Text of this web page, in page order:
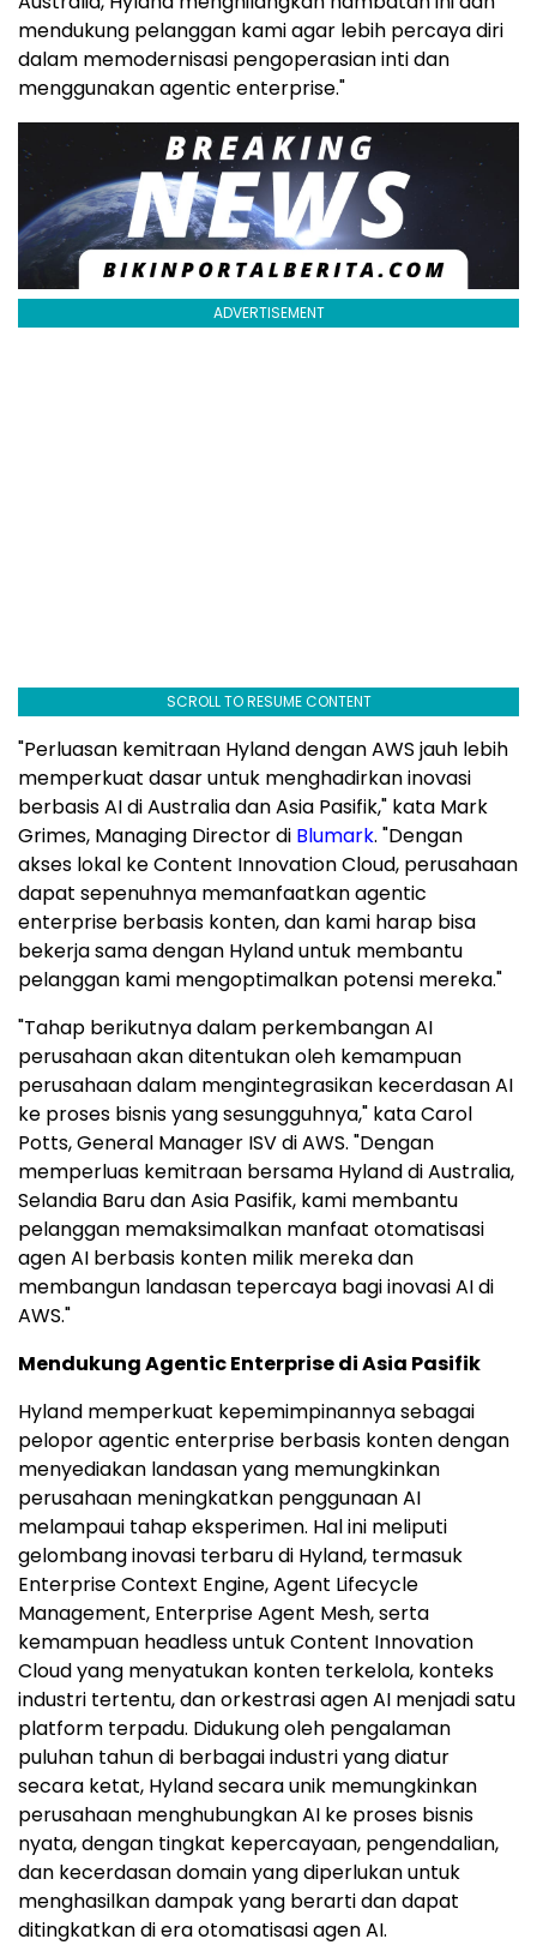
mendukung pelanggan kami agar lebih percaya diri
dalam memodernisasi pengoperasian inti dan
menggunakan agentic enterprise."
ADVERTISEMENT
SCROLL TO RESUME CONTENT
"Perluasan kemitraan Hyland dengan AWS jauh lebih
memperkuat dasar untuk menghadirkan inovasi
berbasis AI di Australia dan Asia Pasifik," kata Mark
Grimes, Managing Director di Blumark. "Dengan
akses lokal ke Content Innovation Cloud, perusahaan
dapat sepenuhnya memanfaatkan agentic
enterprise berbasis konten, dan kami harap bisa
bekerja sama dengan Hyland untuk membantu
pelanggan kami mengoptimalkan potensi mereka."
"Tahap berikutnya dalam perkembangan AI
perusahaan akan ditentukan oleh kemampuan
perusahaan dalam mengintegrasikan kecerdasan AI
ke proses bisnis yang sesungguhnya," kata Carol
Potts, General Manager ISV di AWS. "Dengan
memperluas kemitraan bersama Hyland di Australia,
Selandia Baru dan Asia Pasifik, kami membantu
pelanggan memaksimalkan manfaat otomatisasi
agen AI berbasis konten milik mereka dan
membangun landasan tepercaya bagi inovasi AI di
AWS."
Mendukung Agentic Enterprise di Asia Pasifik
Hyland memperkuat kepemimpinannya sebagai
pelopor agentic enterprise berbasis konten dengan
menyediakan landasan yang memungkinkan
perusahaan meningkatkan penggunaan AI
melampaui tahap eksperimen. Hal ini meliputi
gelombang inovasi terbaru di Hyland, termasuk
Enterprise Context Engine, Agent Lifecycle
Management, Enterprise Agent Mesh, serta
kemampuan headless untuk Content Innovation
Cloud yang menyatukan konten terkelola, konteks
industri tertentu, dan orkestrasi agen AI menjadi satu
platform terpadu. Didukung oleh pengalaman
puluhan tahun di berbagai industri yang diatur
secara ketat, Hyland secara unik memungkinkan
perusahaan menghubungkan AI ke proses bisnis
nyata, dengan tingkat kepercayaan, pengendalian,
dan kecerdasan domain yang diperlukan untuk
menghasilkan dampak yang berarti dan dapat
ditingkatkan di era otomatisasi agen AI.